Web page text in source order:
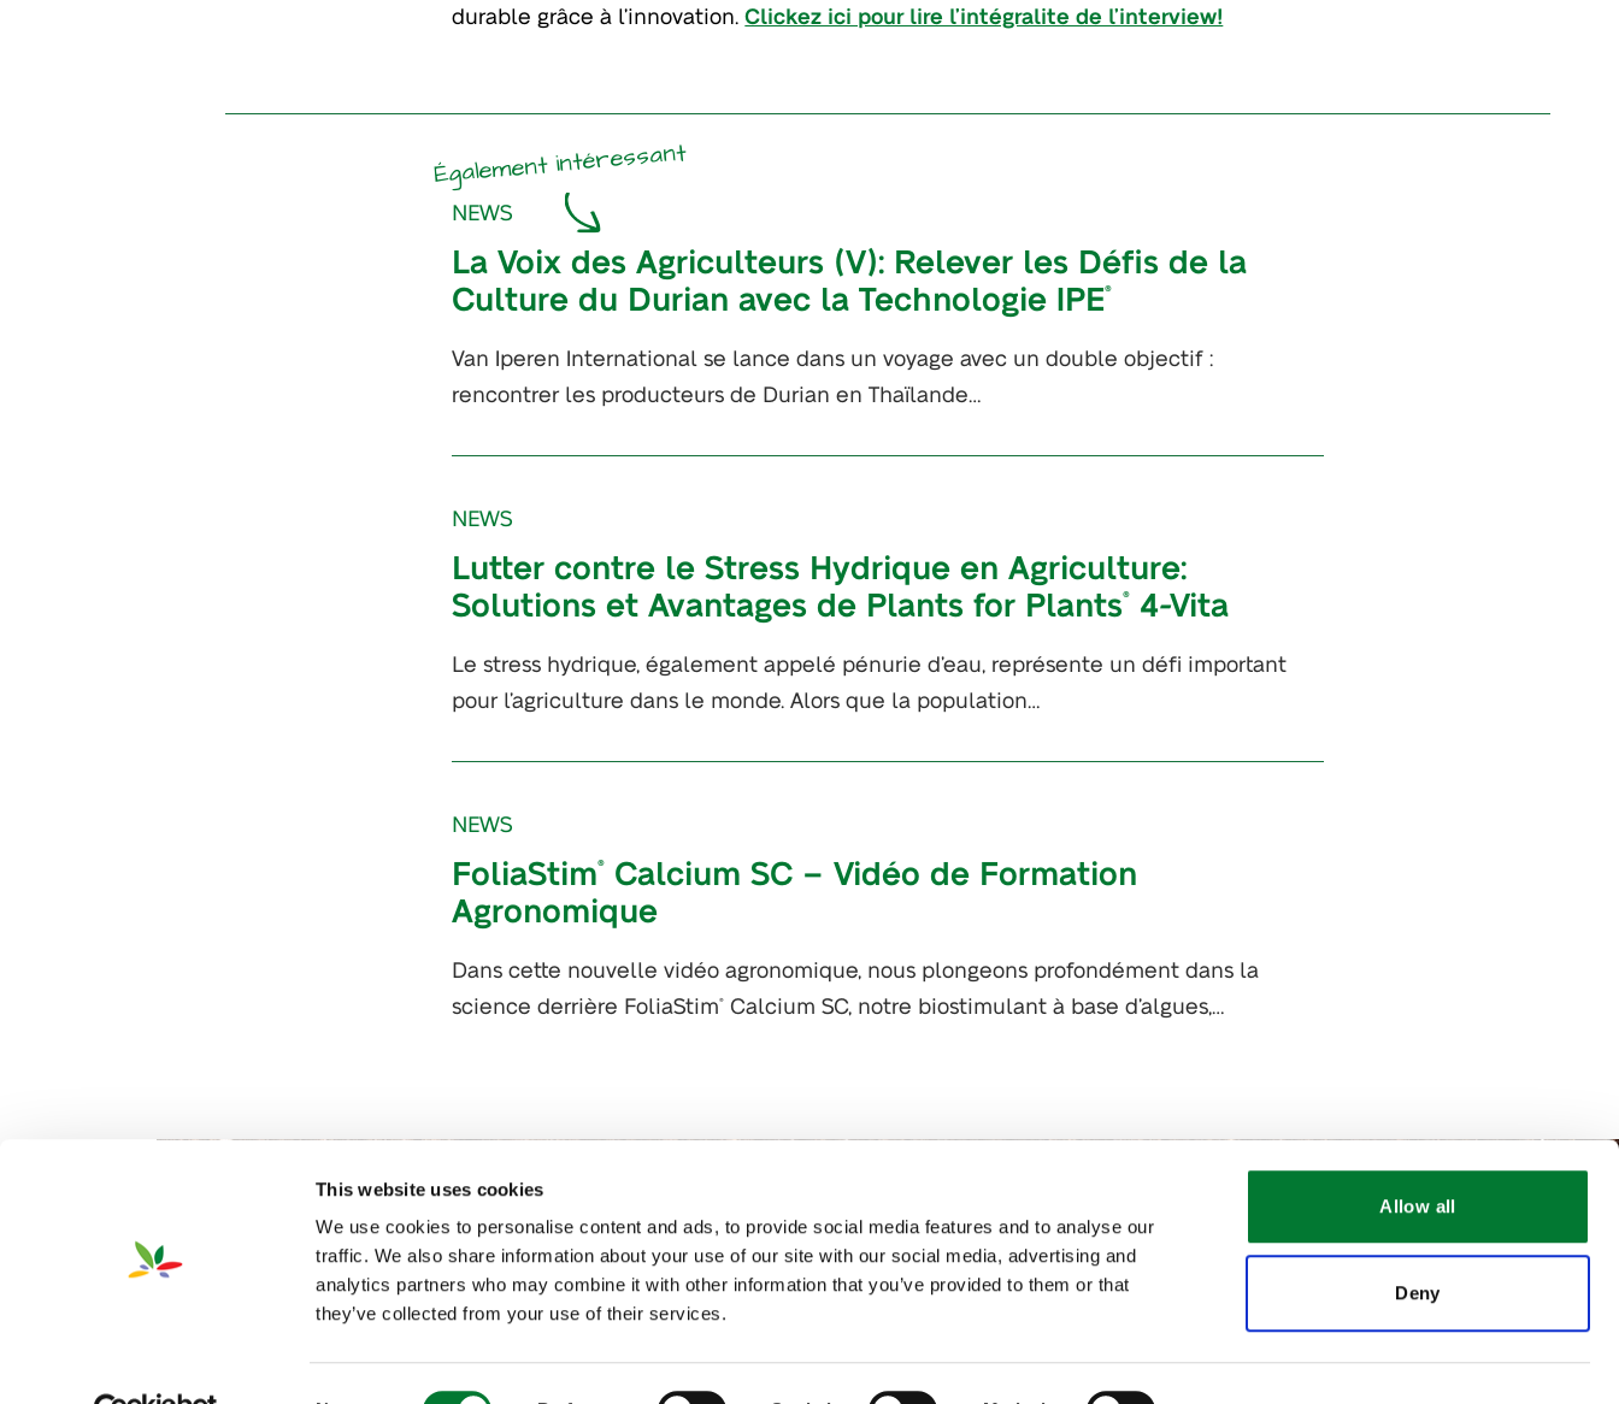
This website uses cookies
We use cookies to personalise content and ads, to provide social media features and to analyse our
traffic. We also share information about your use of our site with our social media, advertising and
analytics partners who may combine it with other information that you’ve provided to them or that
they’ve collected from your use of their services.
Allow all
Deny
durable grâce à l’innovation.Clickez ici pour lire l’intégralite de l’interview!
Également intéressant
NEWS
La Voix des Agriculteurs (V): Relever les Défis de la
Culture du Durian avec la Technologie IPE®
Van Iperen International se lance dans un voyage avec un double objectif :
rencontrer les producteurs de Durian en Thaïlande…
NEWS
Lutter contre le Stress Hydrique en Agriculture:
Solutions et Avantages de Plants for Plants® 4-Vita
Le stress hydrique, également appelé pénurie d’eau, représente un défi important
pour l’agriculture dans le monde. Alors que la population…
NEWS
FoliaStim®
Calcium SC – Vidéo de Formation
Agronomique
Dans cette nouvelle vidéo agronomique, nous plongeons profondément dans la
science derrière FoliaStim® Calcium SC, notre biostimulant à base d’algues,…
2026 Van Iperen International CGV Van Iperen B.V. Newsletter Rejoignez-nous !